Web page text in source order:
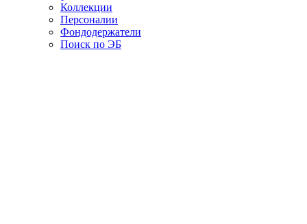
Коллекции
Персоналии
Фондодержатели
Поиск по ЭБ